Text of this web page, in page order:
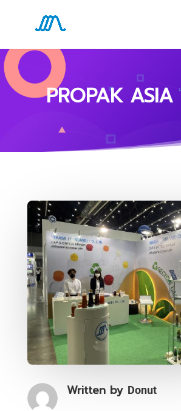
PROPAK
Written by Donut